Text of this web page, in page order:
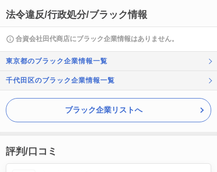
法令違反/行政処分/ブラック情報
合資会社田代商店にブラック企業情報はありません。
東京都のブラック企業情報一覧
千代田区のブラック企業情報一覧
ブラック企業リストへ
評判/口コミ